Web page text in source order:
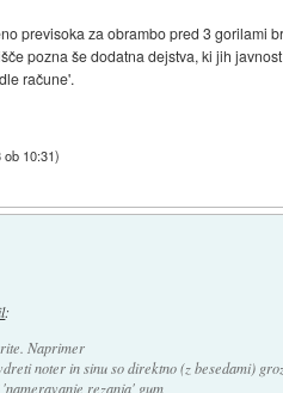
previsoka za obrambo pred 3 gorilami
pozna še dodatna dejstva, ki jih
račune'.
ob 10:31)
:
Naprimer
noter in sinu so direktno (z besedami)
rezanja' gum